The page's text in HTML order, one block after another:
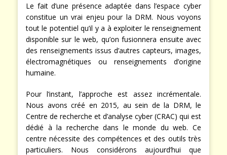
Le fait d’une présence adaptée dans l’espace cyber
constitue un vrai enjeu pour la DRM. Nous voyons
tout le potentiel qu’il y a à exploiter le renseignement
disponible sur le web, qu’on fusionnera ensuite avec
des renseignements issus d’autres capteurs, images,
électromagnétiques ou renseignements d’origine
humaine.
Pour l’instant, l’approche est assez incrémentale.
Nous avons créé en 2015, au sein de la DRM, le
Centre de recherche et d’analyse cyber (CRAC) qui est
dédié à la recherche dans le monde du web. Ce
centre nécessite des compétences et des outils très
particuliers. Nous considérons aujourd’hui que